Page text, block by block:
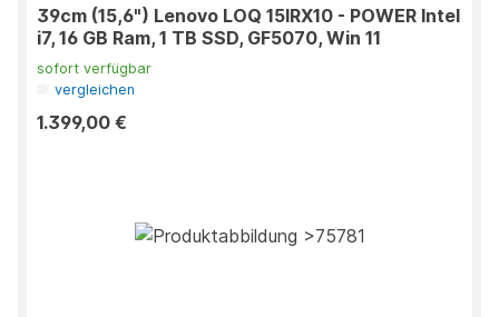
39cm (15,6") Lenovo LOQ 15IRX10 - POWER Intel
i7, 16 GB Ram, 1 TB SSD, GF5070, Win 11
sofort verfügbar
vergleichen
1.399,00 €